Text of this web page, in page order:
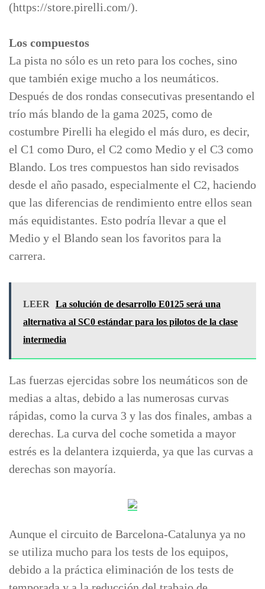
(https://store.pirelli.com/).
Los compuestos
La pista no sólo es un reto para los coches, sino
que también exige mucho a los neumáticos.
Después de dos rondas consecutivas presentando el
trío más blando de la gama 2025, como de
costumbre Pirelli ha elegido el más duro, es decir,
el C1 como Duro, el C2 como Medio y el C3 como
Blando. Los tres compuestos han sido revisados
desde el año pasado, especialmente el C2, haciendo
que las diferencias de rendimiento entre ellos sean
más equidistantes. Esto podría llevar a que el
Medio y el Blando sean los favoritos para la
carrera.
LEER La solución de desarrollo E0125 será una
alternativa al SC0 estándar para los pilotos de la clase
intermedia
Las fuerzas ejercidas sobre los neumáticos son de
medias a altas, debido a las numerosas curvas
rápidas, como la curva 3 y las dos finales, ambas a
derechas. La curva del coche sometida a mayor
estrés es la delantera izquierda, ya que las curvas a
derechas son mayoría.
Aunque el circuito de Barcelona-Catalunya ya no
se utiliza mucho para los tests de los equipos,
debido a la práctica eliminación de los tests de